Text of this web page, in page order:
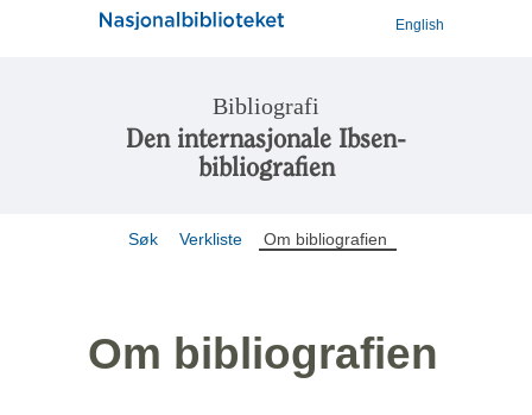
English
Bibliografi
Den internasjonale Ibsen-
bibliografien
Søk Verkliste Om bibliografien
Om bibliografien